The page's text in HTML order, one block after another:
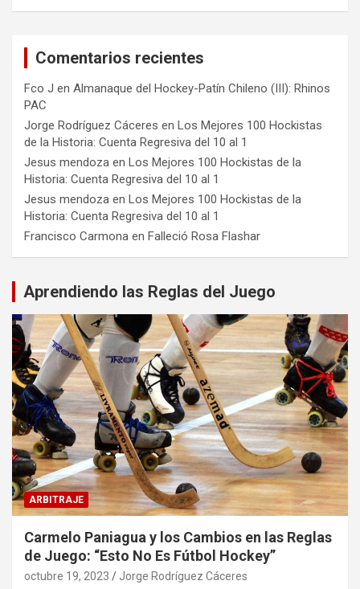
Comentarios recientes
Fco J en Almanaque del Hockey-Patín Chileno (III): Rhinos
PAC
Jorge Rodríguez Cáceres en Los Mejores 100 Hockistas
de la Historia: Cuenta Regresiva del 10 al 1
Jesus mendoza en Los Mejores 100 Hockistas de la
Historia: Cuenta Regresiva del 10 al 1
Jesus mendoza en Los Mejores 100 Hockistas de la
Historia: Cuenta Regresiva del 10 al 1
Francisco Carmona en Falleció Rosa Flashar
Aprendiendo las Reglas del Juego
ARBITRAJE
Carmelo Paniagua y los Cambios en las Reglas
de Juego: “Esto No Es Fútbol Hockey”
octubre 19, 2023 Jorge Rodríguez Cáceres